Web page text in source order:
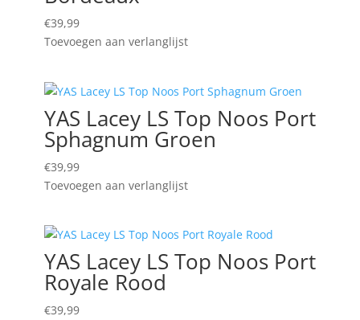
€39,99
Toevoegen aan verlanglijst
YAS Lacey LS Top Noos Port
Sphagnum Groen
€39,99
Toevoegen aan verlanglijst
YAS Lacey LS Top Noos Port
Royale Rood
€39,99